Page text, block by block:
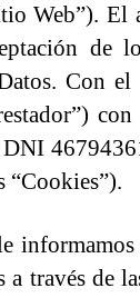
Web”).
de
Con
“Cookies”).
a través de